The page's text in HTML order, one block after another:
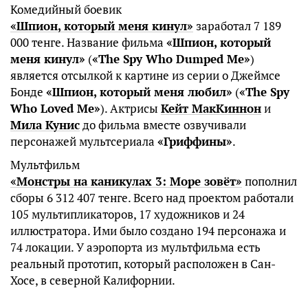
Комедийный боевик
«Шпион, который меня кинул» заработал 7 189
000 тенге. Название фильма «Шпион, который
меня кинул» («The Spy Who Dumped Me»)
является отсылкой к картине из серии о Джеймсе
Бонде «Шпион, который меня любил» («The Spy
Who Loved Me»). Актрисы Кейт МакКиннони
Мила Кунисдо фильма вместе озвучивали
персонажей мультсериала «Гриффины».
Мультфильм
«Монстры на каникулах 3: Море зовёт» пополнил
сборы 6 312 407 тенге. Всего над проектом работали
105 мультипликаторов, 17 художников и 24
иллюстратора. Ими было создано 194 персонажа и
74 локации. У аэропорта из мультфильма есть
реальный прототип, который расположен в Сан-
Хосе, в северной Калифорнии.